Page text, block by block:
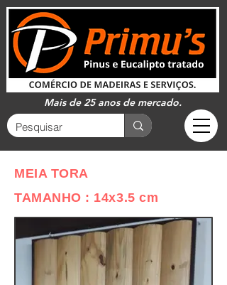
Mais de 25 anos de mercado.
MEIA TORA
TAMANHO : 14x3.5 cm